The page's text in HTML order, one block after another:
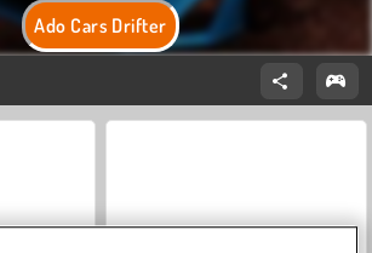
Ado Cars Drifter